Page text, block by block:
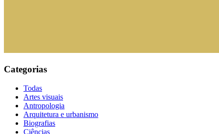
Categorias
Todas
Artes visuais
Antropologia
Arquitetura e urbanismo
Biografias
Ciências